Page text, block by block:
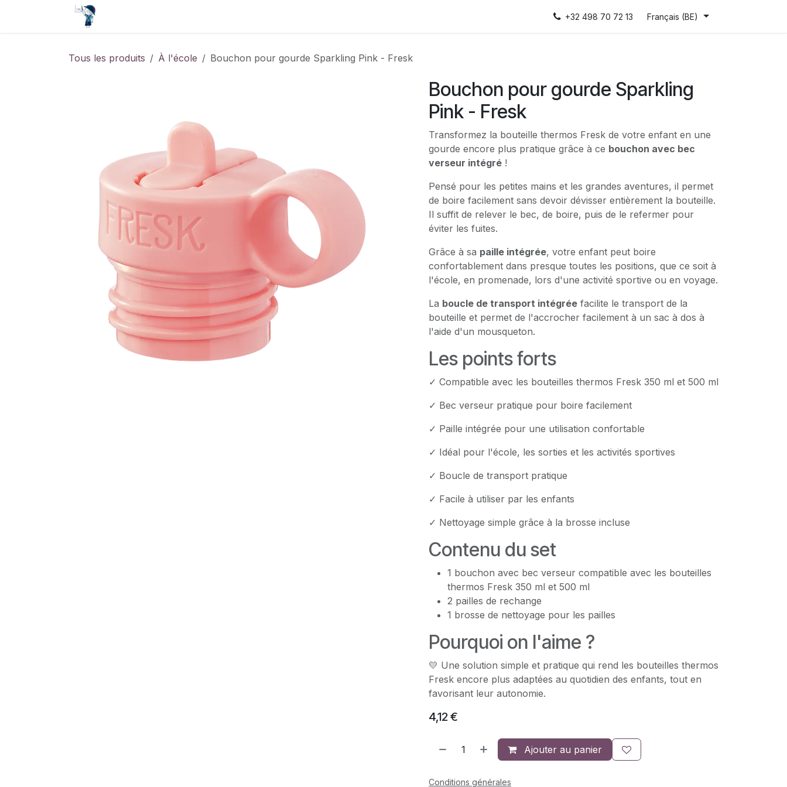
Se rendre au contenu
+32 498 70 72 13 Français (BE)
Tous les produits À l'école Bouchon pour gourde Sparkling Pink - Fresk
Bouchon pour gourde Sparkling
Pink - Fresk
Transformez la bouteille thermos Fresk de votre enfant en une
gourde encore plus pratique grâce à ce bouchon avec bec
verseur intégré !
Pensé pour les petites mains et les grandes aventures, il permet
de boire facilement sans devoir dévisser entièrement la bouteille.
Il suffit de relever le bec, de boire, puis de le refermer pour
éviter les fuites.
Grâce à sa paille intégrée, votre enfant peut boire
confortablement dans presque toutes les positions, que ce soit à
l'école, en promenade, lors d'une activité sportive ou en voyage.
La boucle de transport intégrée facilite le transport de la
bouteille et permet de l'accrocher facilement à un sac à dos à
l'aide d'un mousqueton.
Les points forts
✓ Compatible avec les bouteilles thermos Fresk 350 ml et 500 ml
✓ Bec verseur pratique pour boire facilement
✓ Paille intégrée pour une utilisation confortable
✓ Idéal pour l'école, les sorties et les activités sportives
✓ Boucle de transport pratique
✓ Facile à utiliser par les enfants
✓ Nettoyage simple grâce à la brosse incluse
Contenu du set
1 bouchon avec bec verseur compatible avec les bouteilles
thermos Fresk 350 ml et 500 ml
2 pailles de rechange
1 brosse de nettoyage pour les pailles
Pourquoi on l'aime ?
💛 Une solution simple et pratique qui rend les bouteilles thermos
Fresk encore plus adaptées au quotidien des enfants, tout en
favorisant leur autonomie.
4,12€
Ajouter au panier
Conditions générales